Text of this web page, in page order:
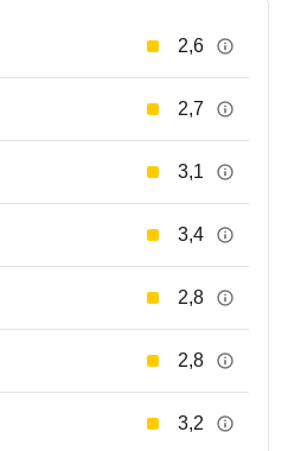
2,6
2,7
3,1
3,4
2,8
2,8
3,2